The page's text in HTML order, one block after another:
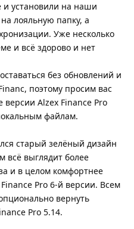
и установили на наши
лояльную папку, а
Уже несколько
и всё здорово и нет
без обновлений и
поэтому просим вас
Alzex Finance Pro
файлам.
старый зелёный дизайн
всё выглядит более
и в целом комфортнее
Pro 6-й версии. Всем
вернуть
Pro 5.14.